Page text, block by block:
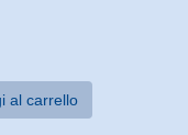
al carrello